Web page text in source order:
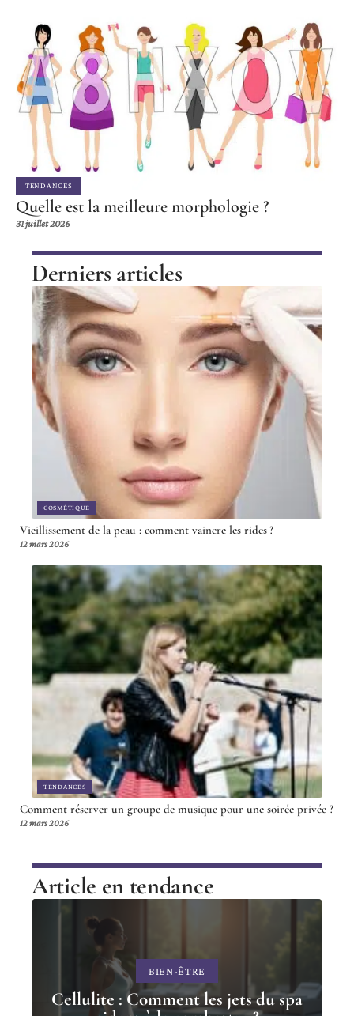
TENDANCES
Quelle est la meilleure morphologie ?
31 juillet 2026
Derniers articles
COSMÉTIQUE
Vieillissement de la peau : comment vaincre les rides ?
12 mars 2026
TENDANCES
Comment réserver un groupe de musique pour une soirée privée ?
12 mars 2026
Article en tendance
BIEN-ÊTRE
Cellulite : Comment les jets du spa